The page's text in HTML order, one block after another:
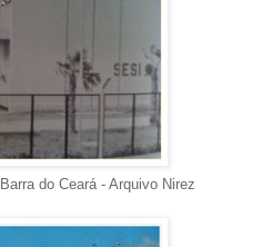
do Ceará - Arquivo Nirez